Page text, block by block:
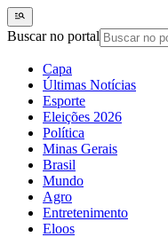
Buscar no portal
Capa
Últimas Notícias
Esporte
Eleições 2026
Política
Minas Gerais
Brasil
Mundo
Agro
Entretenimento
Eloos